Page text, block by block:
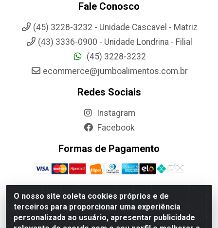
O nosso site coleta cookies próprios e de
terceiros para proporcionar uma experiência
personalizada ao usuário, apresentar publicidade
Fale Conosco
(45) 3228-3232 - Unidade Cascavel - Matriz
(43) 3336-0900 - Unidade Londrina - Filial
(45) 3228-3232
ecommerce@jumboalimentos.com.br
Redes Sociais
Instagram
Facebook
Formas de Pagamento
Jumbo Alimentos Cascavel - Matriz - Rua Itatiba Do Sul, 161 -
Santos Dumont, Cascavel-PR - CEP 85804-700- CNPJ